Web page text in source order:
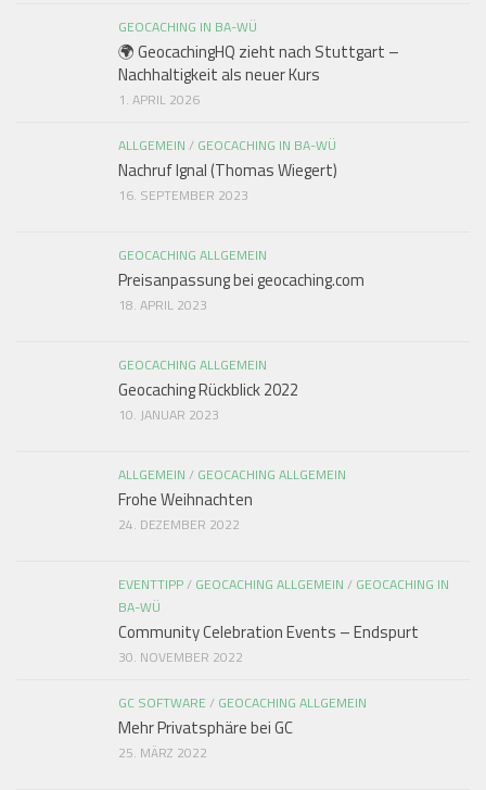
GEOCACHING IN BA-WÜ
🌍 GeocachingHQ zieht nach Stuttgart –
Nachhaltigkeit als neuer Kurs
1. APRIL 2026
ALLGEMEIN / GEOCACHING IN BA-WÜ
Nachruf Ignal (Thomas Wiegert)
16. SEPTEMBER 2023
GEOCACHING ALLGEMEIN
Preisanpassung bei geocaching.com
18. APRIL 2023
GEOCACHING ALLGEMEIN
Geocaching Rückblick 2022
10. JANUAR 2023
ALLGEMEIN / GEOCACHING ALLGEMEIN
Frohe Weihnachten
24. DEZEMBER 2022
EVENTTIPP/ GEOCACHING ALLGEMEIN / GEOCACHING IN
BA-WÜ
Community Celebration Events – Endspurt
30. NOVEMBER 2022
GC SOFTWARE / GEOCACHING ALLGEMEIN
Mehr Privatsphäre bei GC
25. MÄRZ 2022